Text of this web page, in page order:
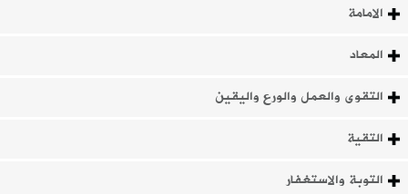
الامامة
المعاد
التقوى والعمل والورع واليقين
التقية
التوبة والاستغفار